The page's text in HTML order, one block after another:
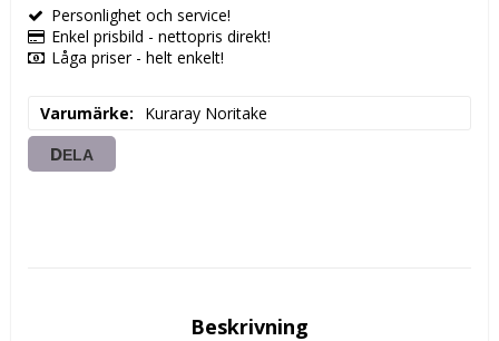
Personlighet och service!
Enkel prisbild - nettopris direkt!
Låga priser - helt enkelt!
Varumärke Kuraray Noritake
DELA
Beskrivning